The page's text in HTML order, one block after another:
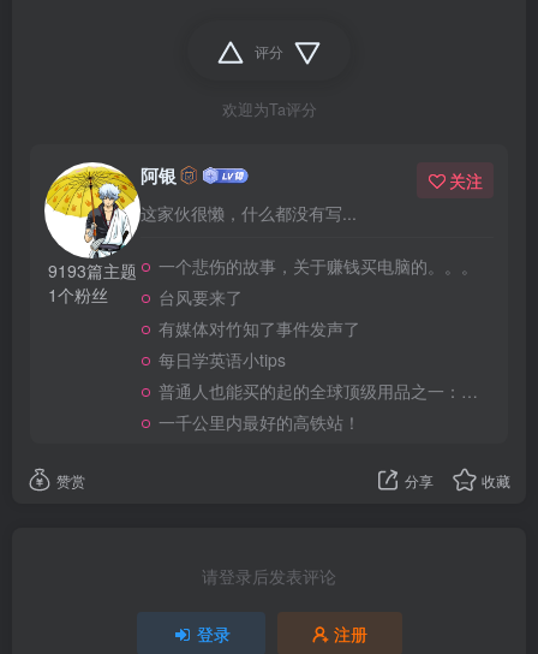
评分
欢迎为Ta评分
9193篇主题
1个粉丝
阿银
这家伙很懒，什么都没有写...
关注
一个悲伤的故事，关于赚钱买电脑的。。。
台风要来了
有媒体对竹知了事件发声了
每日学英语小tips
普通人也能买的起的全球顶级用品之一：WD-40润滑除锈剂！
一千公里内最好的高铁站！
赞赏 分享 收藏
请登录后发表评论
登录 注册